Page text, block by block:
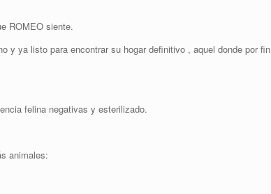
ROMEO siente.
y ya listo para encontrar su hogar definitivo , aquel donde por fin
felina negativas y esterilizado.
animales: